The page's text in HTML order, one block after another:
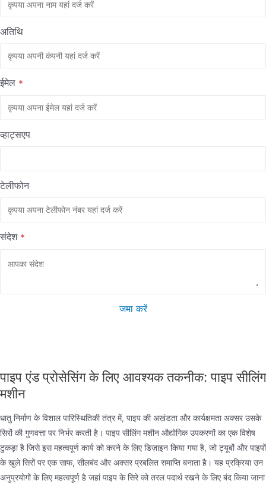
अतिथि
ईमेल *
व्हाट्सएप
टेलीफोन
संदेश *
जमा करें
पाइप एंड प्रोसेसिंग के लिए आवश्यक तकनीक: पाइप सीलिंग
मशीन
धातु निर्माण के विशाल पारिस्थितिकी तंत्र में, पाइप की अखंडता और कार्यक्षमता अक्सर उसके
सिरों की गुणवत्ता पर निर्भर करती है। पाइप सीलिंग मशीन औद्योगिक उपकरणों का एक विशेष
टुकड़ा है जिसे इस महत्वपूर्ण कार्य को करने के लिए डिज़ाइन किया गया है, जो ट्यूबों और पाइपों
के खुले सिरों पर एक साफ, सीलबंद और अक्सर प्रबलित समाप्ति बनाता है। यह प्रक्रिया उन
अनुप्रयोगों के लिए महत्वपूर्ण है जहां पाइप के सिरे को तरल पदार्थ रखने के लिए बंद किया जाना